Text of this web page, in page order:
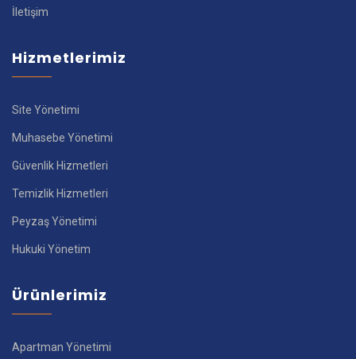
İletişim
Hizmetlerimiz
Site Yönetimi
Muhasebe Yönetimi
Güvenlik Hizmetleri
Temizlik Hizmetleri
Peyzaş Yönetimi
Hukuki Yönetim
Ürünlerimiz
Apartman Yönetimi